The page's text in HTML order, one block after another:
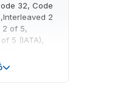
32, Code
2
2 of 5,
5 (IATA),
Micro QR,